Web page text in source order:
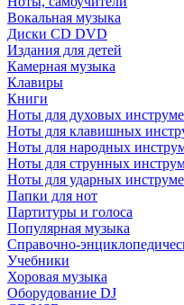
Вокальная музыка
Диски CD DVD
Издания для детей
Камерная музыка
Клавиры
Книги
Ноты для духовых
Ноты для клавишных
Ноты для народных
Ноты для струнных
Ноты для ударных
Папки для нот
Партитуры и голоса
Популярная музыка
Справочно-
Учебники
Хоровая музыка
Оборудование DJ